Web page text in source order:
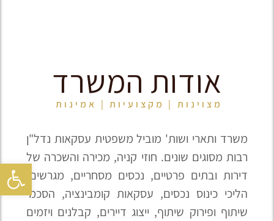
פתח
אודות המשרד
מצוינות | מקצועיות | אמינות
משרד ותארי ושות' מוביל משפטית עסקאות נדל"ן
רבות מסוגים שונים. חוזי קניה, מכירה והשכרה של
דירות ובתים פרטיים, נכסים מסחריים, מגרשים,
הליכי כינוס נכסים, עסקאות קומבינציה, הסכמי
שיתוף ופירוק שיתוף, ייצוג דיירים, קבלנים ויזמים